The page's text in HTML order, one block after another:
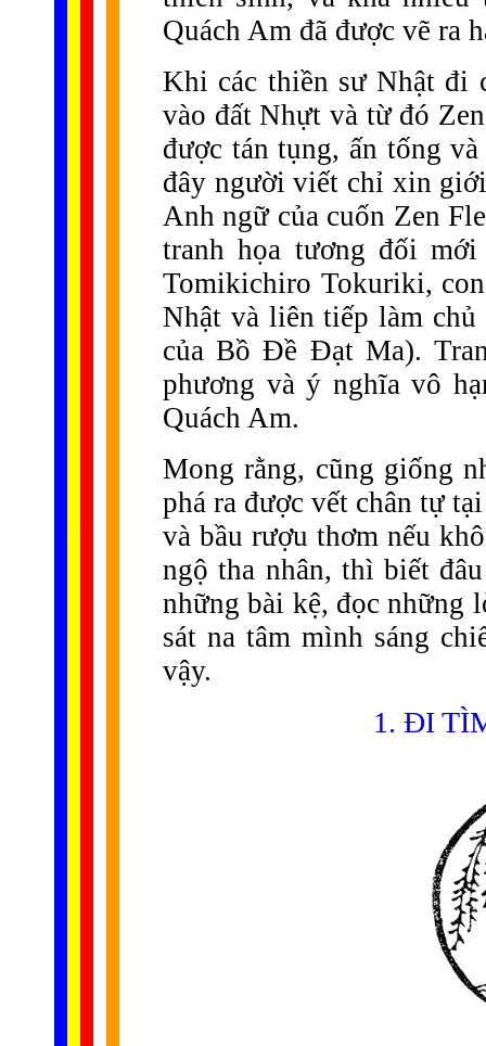
.
Quách Am đã được vẽ ra
Khi các thiền sư Nhật đi
vào đất Nhựt và từ đó
được tán tụng, ấn tống
đây người viết chỉ xin
Anh ngữ của cuốn Zen
tranh họa tương đối
Tomikichiro Tokuriki,
Nhật và liên tiếp làm chủ
của Bồ Đề Đạt Ma).
phương và ý nghĩa vô
Quách Am.
Mong rằng, cũng giống
phá ra được vết chân tự
và bầu rượu thơm nếu
ngộ tha nhân, thì biết
những bài kệ, đọc những
sát na tâm mình sáng
vậy.
1. ĐI